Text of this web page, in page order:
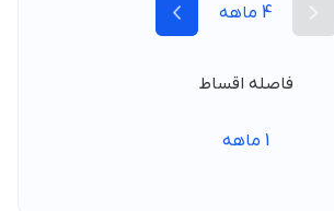
4 ماهه
فاصله اقساط
1 ماهه